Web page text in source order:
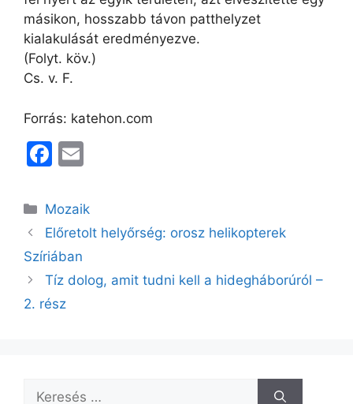
másikon, hosszabb távon patthelyzet
kialakulását eredményezve.
(Folyt. köv.)
Cs. v. F.
Forrás: katehon.com
F
c
e
b
o
o
ai
l
Kategória
Mozaik
Előretolt helyőrség: orosz helikopterek
Szíriában
Tíz dolog, amit tudni kell a hidegháborúról –
2. rész
Keresés: